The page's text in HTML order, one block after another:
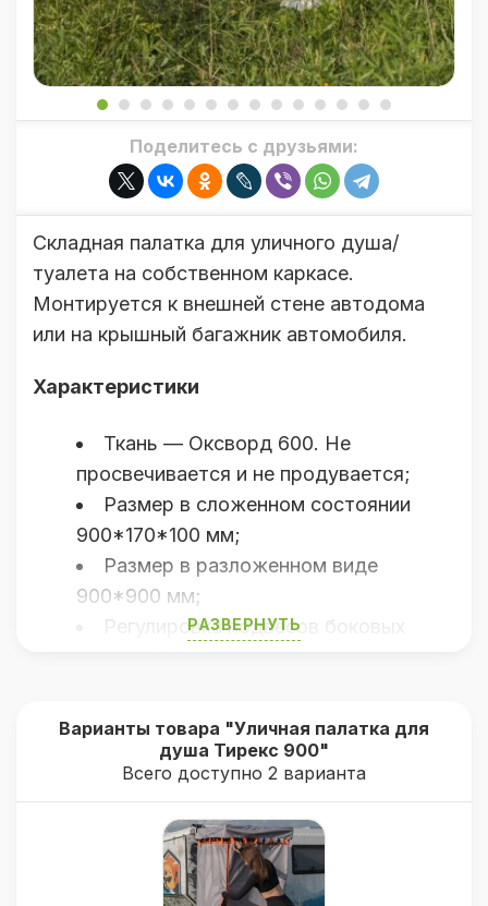
Поделитесь с друзьями:
РАЗВЕРНУТЬ
Складная палатка для уличного душа/
туалета на собственном каркасе.
Монтируется к внешней стене автодома
или на крышный багажник автомобиля.
Характеристики
Ткань — Оксворд 600. Не
просвечивается и не продувается;
Размер в сложенном состоянии
900*170*100 мм;
Размер в разложенном виде
900*900 мм;
Регулировка подвесов боковых
1750 мм. Общая максимальная высота
1700 и 2000 мм соответственно;
Два варианта цвета занавесок:
серый или бежевый;
Комплектация
Варианты товара "Уличная палатка для
душа Тирекс 900"
Всего доступно 2 варианта